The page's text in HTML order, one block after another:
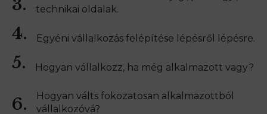
3.
technikai oldalak.
4. Egyéni vállalkozás felépítése lépésről lépésre.
5. Hogyan vállalkozz, ha még alkalmazott vagy?
6.
Hogyan válts fokozatosan alkalmazottból
vállalkozóvá?